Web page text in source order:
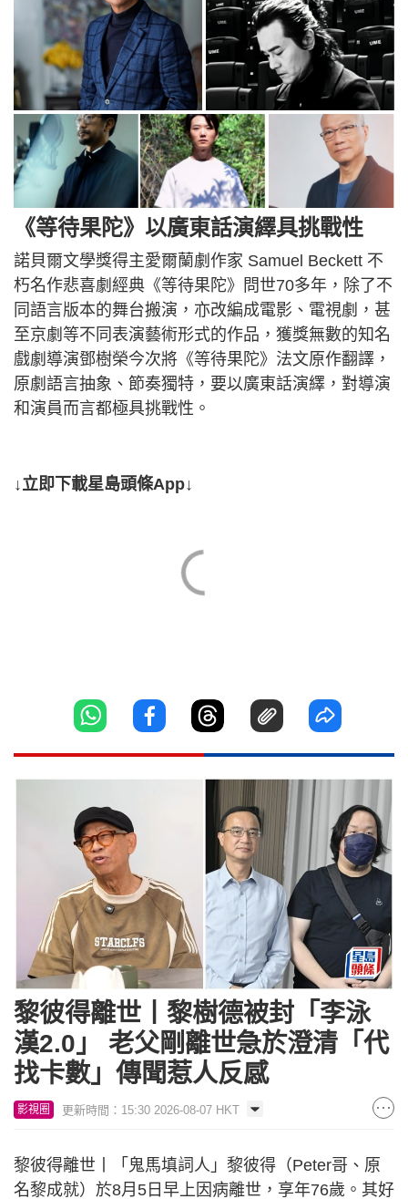
《等待果陀》以廣東話演繹具挑戰性
諾貝爾文學獎得主愛爾蘭劇作家 Samuel Beckett 不
朽名作悲喜劇經典《等待果陀》問世70多年，除了不
同語言版本的舞台搬演，亦改編成電影、電視劇，甚
至京劇等不同表演藝術形式的作品，獲獎無數的知名
戲劇導演鄧樹榮今次將《等待果陀》法文原作翻譯，
原劇語言抽象、節奏獨特，要以廣東話演繹，對導演
和演員而言都極具挑戰性。
↓立即下載星島頭條App↓
黎彼得離世丨黎樹德被封「李泳
漢2.0」 老父剛離世急於澄清「代
找卡數」傳聞惹人反感
影視圈 更新時間：15:30 2026-08-07 HKT
黎彼得離世丨「鬼馬填詞人」黎彼得（Peter哥、原
名黎成就）於8月5日早上因病離世，享年76歲。其好